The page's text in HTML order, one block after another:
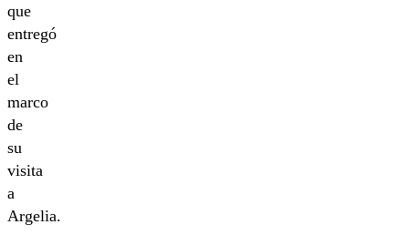
que
entregó
en
el
marco
de
su
visita
a
Argelia.